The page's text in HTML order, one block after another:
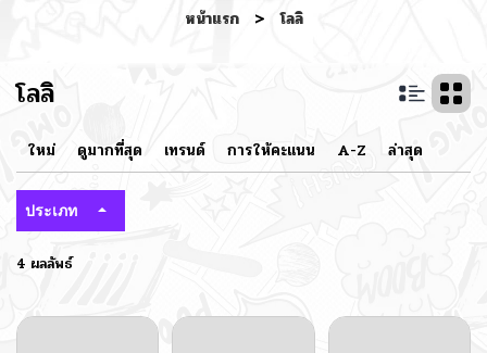
หน้าแรก > โลลิ
โลลิ
ใหม่ ดูมากที่สุด เทรนด์ การให้คะแนน A-Z ล่าสุด
ประเภท
4 ผลลัพธ์